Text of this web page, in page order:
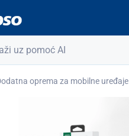
uz pomoć AI
oprema za mobilne uređaje